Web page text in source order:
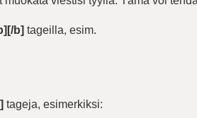
b] tageilla, esim.
tageja, esimerkiksi: